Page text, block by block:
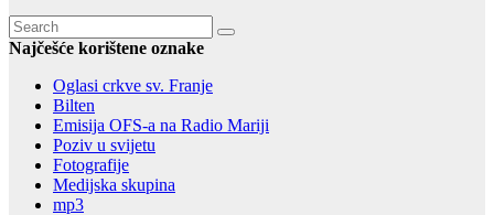
Najčešće korištene oznake
Oglasi crkve sv. Franje
Bilten
Emisija OFS-a na Radio Mariji
Poziv u svijetu
Fotografije
Medijska skupina
mp3